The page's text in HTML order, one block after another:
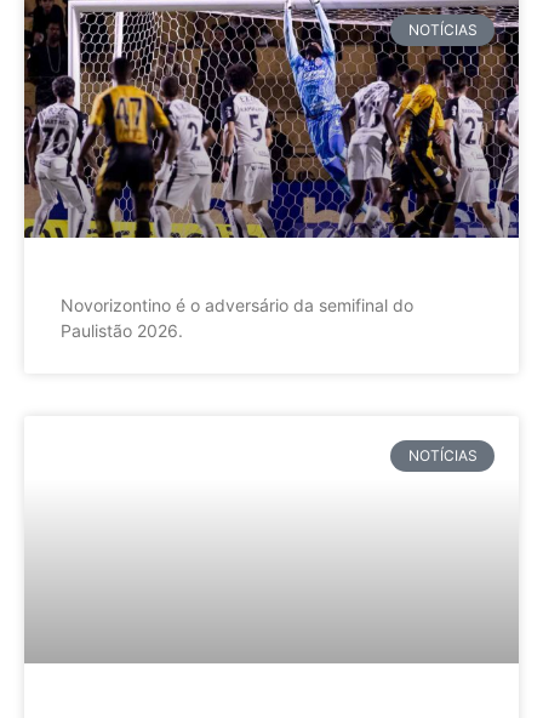
NOTÍCIAS
Novorizontino é o adversário da semifinal do
Paulistão 2026.
NOTÍCIAS